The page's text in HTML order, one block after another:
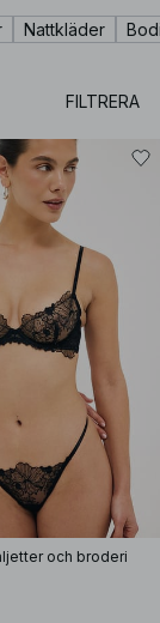
Nattkläder
FILTRERA
och broderi